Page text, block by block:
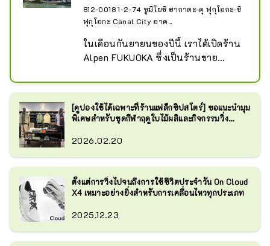
เฉพาะทางทั่วไป ``Alpen Outdoors
Flagship Store'' ร้านขายของเฉพาะ
กลางแจ้งขนาดใหญ่ และ ``Golf 5
Flagship Store'' ร้านจำหน่ายอุปกรณ์
กอล์ฟโดยเฉพาะ เรามีพื้นที่ขายที่ใหญ่
ธุรกิจ
เรามีผลิตภัณฑ์ให้เลือกมากมาย รวมถึง
แบรนด์ญี่ปุ่นยอดนิยม Nike, Adidas,
Hokayoneyone, Honma, Majesty และ
อีกมากมาย
ที่สุดในญี่ปุ่...
812-0018 1-2-74 ซูมิโยชิ ฮากาตะ-คุ ฟุกุโอกะ-ชิ
ฟุกุโอกะ Canal City อาค...
ในเดือนกันยายนของปีนี้ เราได้เปิดร้าน
Alpen FUKUOKA ซึ่งเป็นร้านขาย
ชั้น 1 ถึงชั้น 3 ของอาคาร Canal City
ยอดนิยมสำหรับนักท่องเที่ยวชาวต่าง
ชาติที่มาเยือนญี่ปุ่น
ชั้น 1 เป็นร้าน Golf 5 Flagship Store
เฉพาะ Sports Depot Flagship Store
ซึ่งเป็นร้านจำหน่ายสินค้ากีฬาเฉพาะ
ทางทั่วไป ตั้งอยู่บนชั้น 2 และชั้น 3 ส่วน
หนึ่ง และชั้น 3 เป็นร้านขายอุปกรณ์
[คูปองใช้ได้เฉพาะที่ร้านแฟล็กชิปสโตร์] ขอแนะนำมุม
พิเศษสำหรับชุดกีฬาฤดูใบไม้ผลิและกิจกรรมวิ่ง
2026.02.20
ตั้งแต่การวิ่งไปจนถึงการใช้ชีวิตประจำวัน On Cloud
X4 เหมาะอย่างยิ่งสำหรับการเคลื่อนไหวทุกประเภท
2025.12.23